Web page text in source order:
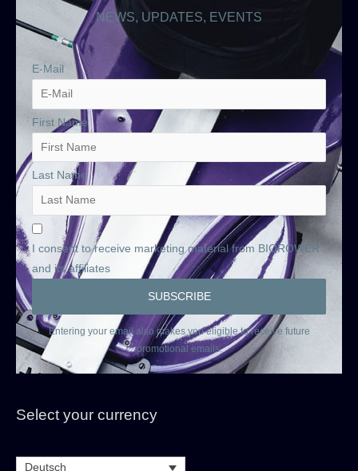
NEWS, UPDATES, EVENTS
E-Mail
First Name
Last Name
I consent to receive marketing material from BIOROWER
and its affiliates
Entering your email also makes you eligible to receive future
promotional emails.
Select your currency
Deutsch